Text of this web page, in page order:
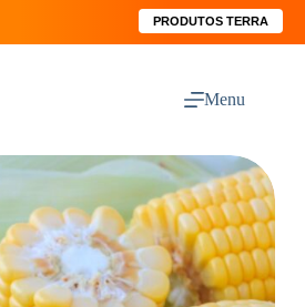
PRODUTOS TERRA
Menu